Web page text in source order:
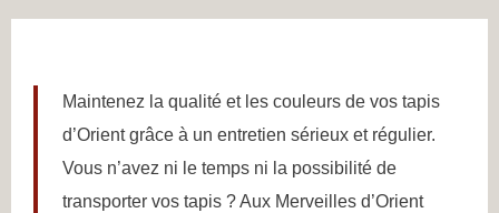
Maintenez la qualité et les couleurs de vos tapis
d’Orient grâce à un entretien sérieux et régulier.
Vous n’avez ni le temps ni la possibilité de
transporter vos tapis ? Aux Merveilles d’Orient